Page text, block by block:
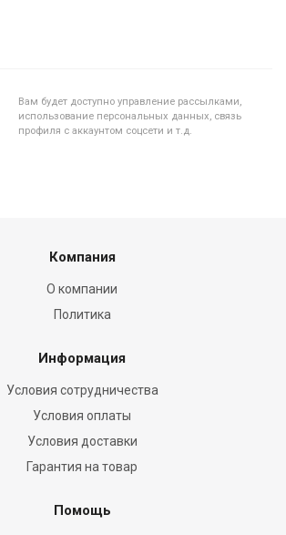
Вам будет доступно управление рассылками,
использование персональных данных, связь
профиля с аккаунтом соцсети и т.д.
Компания
О компании
Политика
Информация
Условия сотрудничества
Условия оплаты
Условия доставки
Гарантия на товар
Помощь